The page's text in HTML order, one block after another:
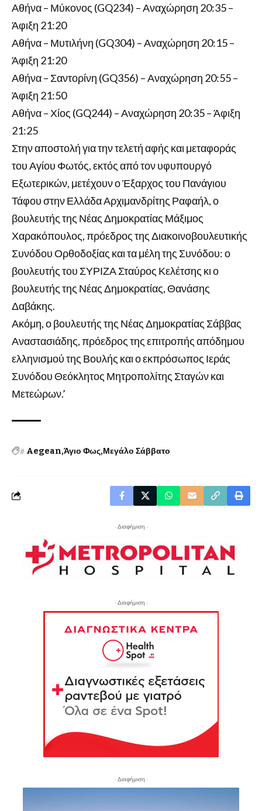
Αθήνα – Μύκονος (GQ234) – Αναχώρηση 20:35 –
Άφιξη 21:20
Αθήνα – Μυτιλήνη (GQ304) – Αναχώρηση 20:15 –
Άφιξη 21:20
Αθήνα – Σαντορίνη (GQ356) – Αναχώρηση 20:55 –
Άφιξη 21:50
Αθήνα – Χίος (GQ244) – Αναχώρηση 20:35 – Άφιξη
21:25
Στην αποστολή για την τελετή αφής και μεταφοράς
του Αγίου Φωτός, εκτός από τον υφυπουργό
Εξωτερικών, μετέχουν ο Έξαρχος του Πανάγιου
Τάφου στην Ελλάδα Αρχιμανδρίτης Ραφαήλ, ο
βουλευτής της Νέας Δημοκρατίας Μάξιμος
Χαρακόπουλος, πρόεδρος της Διακοινοβουλευτικής
Συνόδου Ορθοδοξίας και τα μέλη της Συνόδου: ο
βουλευτής του ΣΥΡΙΖΑ Σταύρος Κελέτσης κι ο
βουλευτής της Νέας Δημοκρατίας, Θανάσης
Δαβάκης.
Ακόμη, ο βουλευτής της Νέας Δημοκρατίας Σάββας
Αναστασιάδης, πρόεδρος της επιτροπής απόδημου
ελληνισμού της Βουλής και ο εκπρόσωπος Ιεράς
Συνόδου Θεόκλητος Μητροπολίτης Σταγών και
Μετεώρων.’
# Aegean Άγιο Φως Μεγάλο Σάββατο
- Διαφήμιση -
- Διαφήμιση -
- Διαφήμιση -